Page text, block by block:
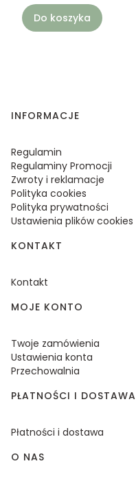
Do koszyka
Linki w stopce
INFORMACJE
Regulamin
Regulaminy Promocji
Zwroty i reklamacje
Polityka cookies
Polityka prywatności
Ustawienia plików cookies
KONTAKT
Kontakt
MOJE KONTO
Twoje zamówienia
Ustawienia konta
Przechowalnia
PŁATNOŚCI I DOSTAWA
Płatności i dostawa
O NAS